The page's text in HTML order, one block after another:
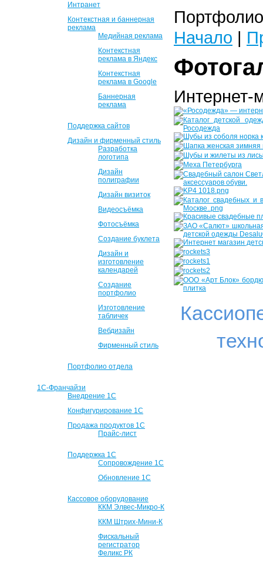
Интранет
Контекстная и баннерная
реклама
Медийная реклама
Контекстная
реклама в Яндекс
Контекстная
реклама в Google
Баннерная
реклама
Поддержка сайтов
Дизайн и фирменный стиль
Разработка
логотипа
Дизайн
полиграфии
Дизайн визиток
Видеосъёмка
Фотосъёмка
Создание буклета
Дизайн и
изготовление
календарей
Создание
портфолио
Изготовление
табличек
Вебдизайн
Фирменный стиль
Портфолио отдела
1С-Франчайзи
Внедрение 1С
Конфигурирование 1С
Продажа продуктов 1С
Прайс-лист
Поддержка 1С
Сопровождение 1С
Обновление 1С
Кассовое оборудование
ККМ Элвес-Микро-К
ККМ Штрих-Мини-К
Фискальный
регистратор
Феликс РК
Начало |
Интернет-